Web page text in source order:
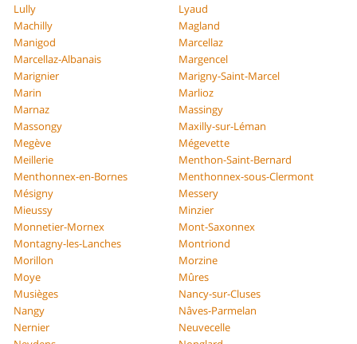
Lully
Lyaud
Machilly
Magland
Manigod
Marcellaz
Marcellaz-Albanais
Margencel
Marignier
Marigny-Saint-Marcel
Marin
Marlioz
Marnaz
Massingy
Massongy
Maxilly-sur-Léman
Megève
Mégevette
Meillerie
Menthon-Saint-Bernard
Menthonnex-en-Bornes
Menthonnex-sous-Clermont
Mésigny
Messery
Mieussy
Minzier
Monnetier-Mornex
Mont-Saxonnex
Montagny-les-Lanches
Montriond
Morillon
Morzine
Moye
Mûres
Musièges
Nancy-sur-Cluses
Nangy
Nâves-Parmelan
Nernier
Neuvecelle